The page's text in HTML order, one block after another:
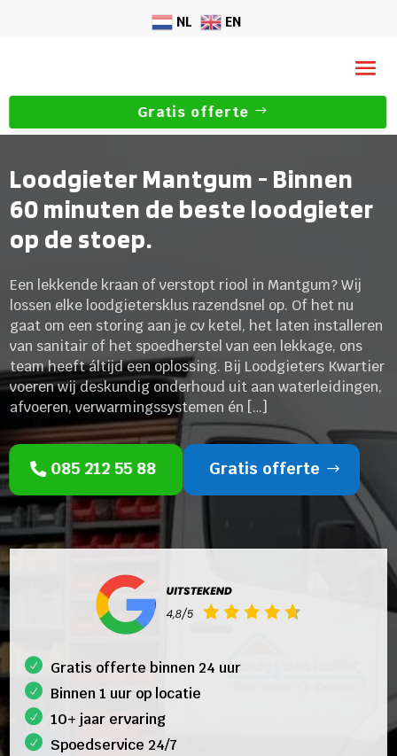
NL EN
Gratis offerte
Loodgieter Mantgum - Binnen
60 minuten de beste loodgieter
op de stoep.
Een lekkende kraan of verstopt riool in Mantgum? Wij
lossen elke loodgietersklus razendsnel op. Of het nu
gaat om een storing aan je cv ketel, het laten installeren
van sanitair of het spoedherstel van een lekkage, ons
team heeft áltijd een oplossing. Bij Loodgieters Kwartier
voeren wij deskundig onderhoud uit aan waterleidingen,
afvoeren, verwarmingssystemen én […]
085 212 55 88 Gratis offerte
Gratis offerte binnen 24 uur
Binnen 1 uur op locatie
10+ jaar ervaring
Spoedservice 24/7